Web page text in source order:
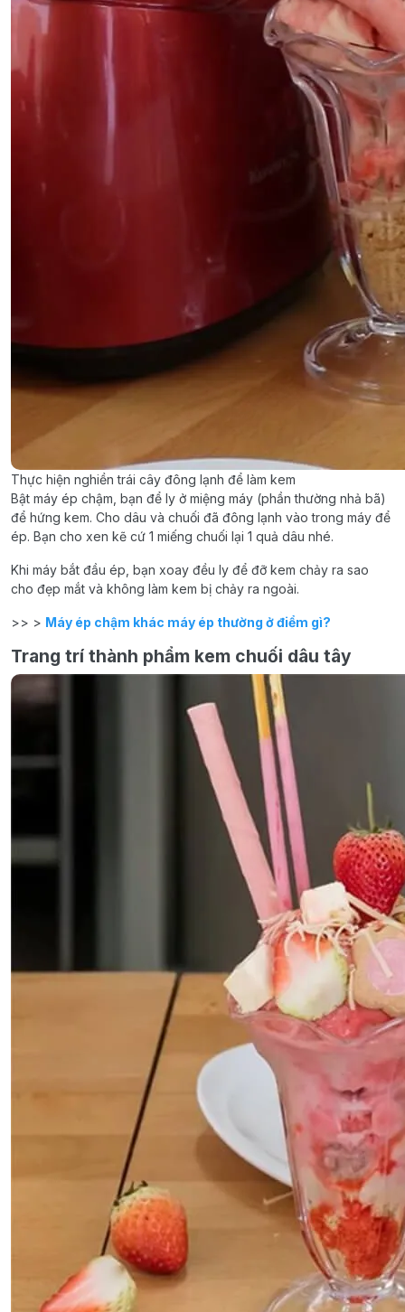
Thực hiện nghiền trái cây đông lạnh để làm kem
Bật máy ép chậm, bạn để ly ở miệng máy (phần thường nhả bã)
để hứng kem. Cho dâu và chuối đã đông lạnh vào trong máy để
ép. Bạn cho xen kẽ cứ 1 miếng chuối lại 1 quả dâu nhé.
Khi máy bắt đầu ép, bạn xoay đều ly để đỡ kem chảy ra sao
cho đẹp mắt và không làm kem bị chảy ra ngoài.
>> > Máy ép chậm khác máy ép thường ở điểm gì?
Trang trí thành phẩm kem chuối dâu tây